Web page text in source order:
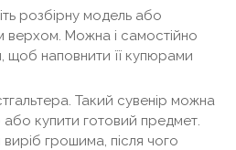
розбірну модель або
верхом. Можна і самостійно
щоб наповнити її купюрами
Такий сувенір можна
купити готовий предмет.
виріб грошима, після чого